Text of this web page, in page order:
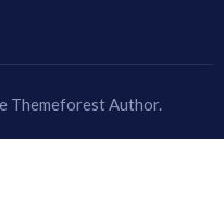
Themeforest Author.